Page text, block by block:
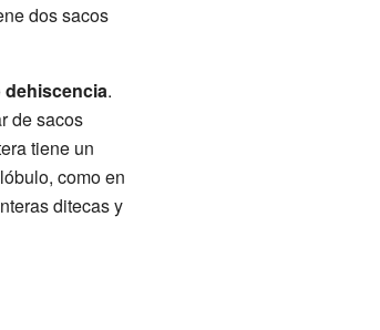
dos sacos
dehiscencia.
de sacos
tiene un
como en
ditecas y